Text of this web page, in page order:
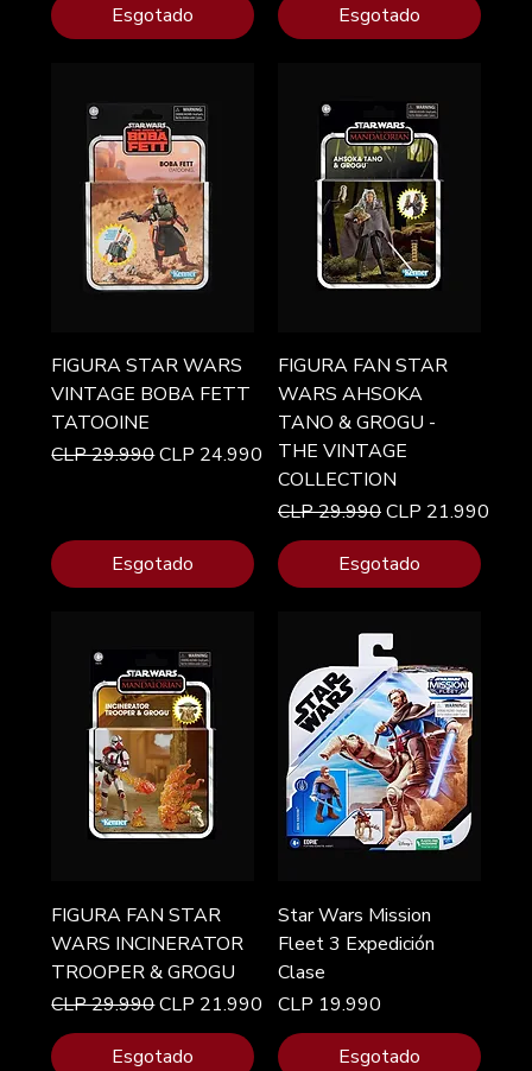
Esgotado
Esgotado
FIGURA STAR WARS
VINTAGE BOBA FETT
TATOOINE
Preço normal
CLP 29.990Preço promocional
CLP 24.990
Esgotado
FIGURA FAN STAR
WARS AHSOKA
TANO & GROGU -
THE VINTAGE
COLLECTION
Preço normal
CLP 29.990Preço
CLP 21.990
Esgotado
FIGURA FAN STAR
WARS INCINERATOR
TROOPER & GROGU
Preço normal
CLP 29.990Preço promocional
CLP 21.990
Esgotado
Star Wars Mission
Fleet 3 Expedición
Clase
Preço
CLP 19.990
Esgotado